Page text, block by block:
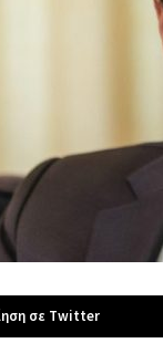
σε Twitter